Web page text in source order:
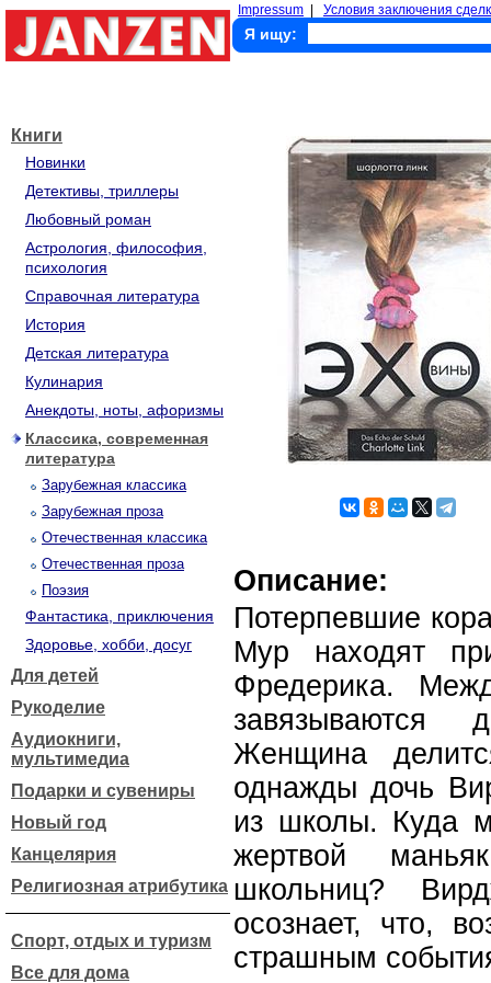
Impressum Условия заключения
Я ищу:
Книги
Новинки
Детективы, триллеры
Любовный роман
Астрология, философия,
психология
Справочная литература
История
Детская литература
Кулинария
Анекдоты, ноты, афоризмы
Классика, современная
литература
Зарубежная классика
Зарубежная проза
Отечественная классика
Отечественная проза
Поэзия
Фантастика, приключения
Здоровье, хобби, досуг
Для детей
Рукоделие
Аудиокниги,
мультимедиа
Подарки и сувениры
Новый год
Канцелярия
Религиозная атрибутика
Спорт, отдых и туризм
Все для дома
Описание:
Потерпевшие
Мур находят
Фредерика.
завязываются
Женщина
однажды дочь
из школы. Куда
жертвой
школьниц?
осознает, что,
страшным